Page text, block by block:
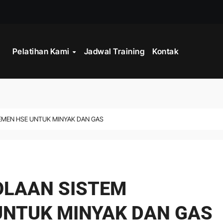
LOGISTIK
Pelatihan Kami Jadwal Training Kontak
HSE UNTUK MINYAK DAN GAS
SISTEM
MINYAK DAN GAS